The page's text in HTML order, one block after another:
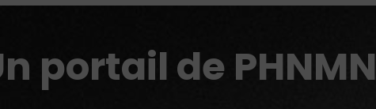
portail de PHNMN